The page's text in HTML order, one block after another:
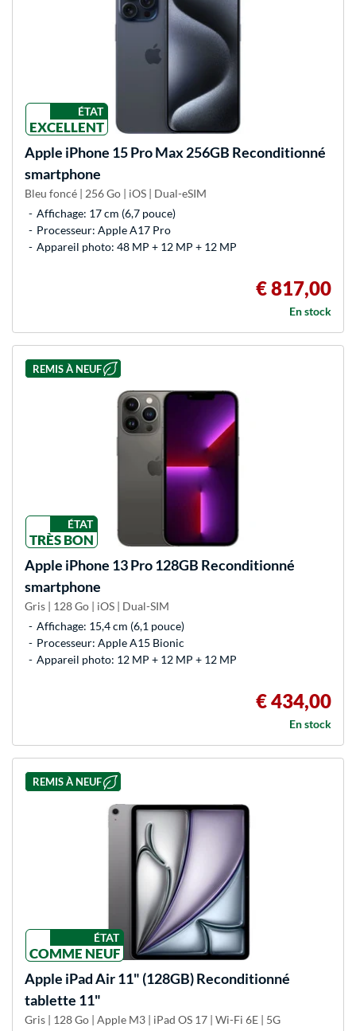
ÉTAT
EXCELLENT
Apple iPhone 15 Pro Max 256GB Reconditionné
smartphone
Bleu foncé | 256 Go | iOS | Dual-eSIM
Affichage: 17 cm (6,7 pouce)
Processeur: Apple A17 Pro
Appareil photo: 48 MP + 12 MP + 12 MP
€ 817,00
En stock
REMIS À NEUF
ÉTAT
TRÈS BON
Apple iPhone 13 Pro 128GB Reconditionné
smartphone
Gris | 128 Go | iOS | Dual-SIM
Affichage: 15,4 cm (6,1 pouce)
Processeur: Apple A15 Bionic
Appareil photo: 12 MP + 12 MP + 12 MP
€ 434,00
En stock
REMIS À NEUF
ÉTAT
COMME NEUF
Apple iPad Air 11" (128GB) Reconditionné
tablette 11"
Gris | 128 Go | Apple M3 | iPad OS 17 | Wi-Fi 6E | 5G